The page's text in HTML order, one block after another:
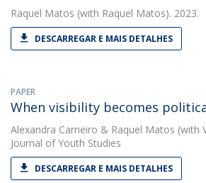
Raquel Matos (with Raquel Matos). 2023.
DESCARREGAR E MAIS DETALHES
PAPER
When visibility becomes
Alexandra Carneiro & Raquel Matos (with
Journal of Youth Studies
DESCARREGAR E MAIS DETALHES